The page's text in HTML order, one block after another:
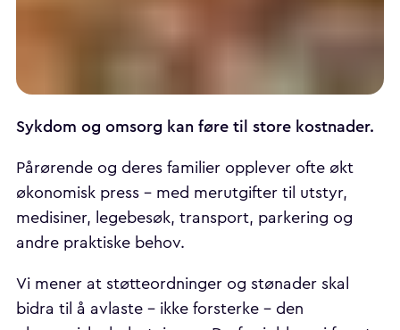
Sykdom og omsorg kan føre til store kostnader.
Pårørende og deres familier opplever ofte økt
økonomisk press – med merutgifter til utstyr,
medisiner, legebesøk, transport, parkering og
andre praktiske behov.
Vi mener at støtteordninger og stønader skal
bidra til å avlaste – ikke forsterke – den